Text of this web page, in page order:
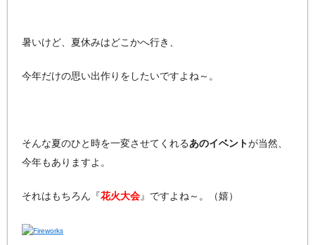
暑いけど、夏休みはどこかへ行き、
今年だけの思い出作りをしたいですよね～。
そんな夏のひと時を一変させてくれるあのイベントが当然、
今年もありますよ。
それはもちろん『花火大会』ですよね～。（嬉）